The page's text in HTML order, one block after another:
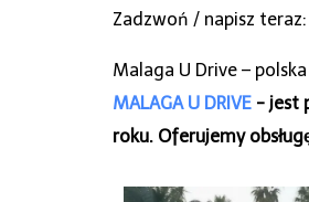
Zadzwoń / napisz teraz:
Malaga U Drive –
MALAGA U DRIVE - jest
roku. Oferujemy